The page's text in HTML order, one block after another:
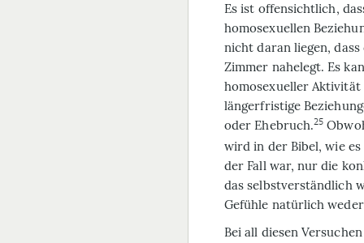
Es ist offensichtlich,
homosexuellen
nicht daran liegen,
Zimmer nahelegt. Es
homosexueller
längerfristige
oder Ehebruch.25
wird in der Bibel, wie
der Fall war, nur die
das selbstverständlich
Gefühle natürlich
Bei all diesen